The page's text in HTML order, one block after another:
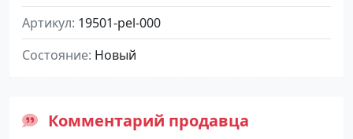
Артикул 19501-pel-000
Состояние Новый
Комментарий продавца